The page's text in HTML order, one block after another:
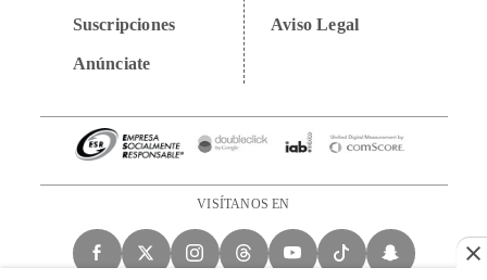
Suscripciones
Anúnciate
Aviso Legal
VISÍTANOS EN